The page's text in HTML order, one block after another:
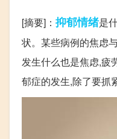
[摘要]： 抑郁情绪是
状。某些病例的焦虑
发生什么也是焦虑,疲
郁症的发生,除了要抓